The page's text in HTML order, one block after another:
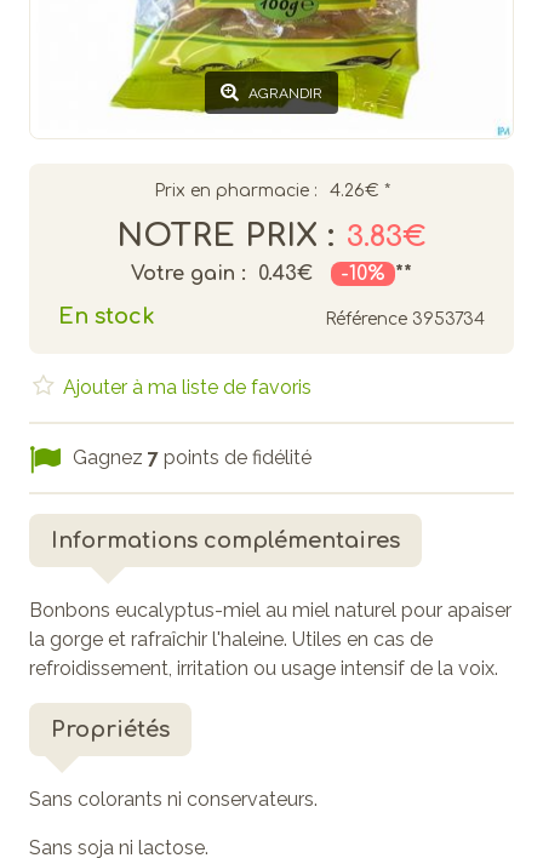
AGRANDIR
Prix en pharmacie : 4.26€ *
NOTRE PRIX : 3.83€
Votre gain : 0.43€ -10% **
En stock Référence 3953734
Ajouter à ma liste de favoris
Gagnez 7 points de fidélité
Informations complémentaires
Bonbons eucalyptus-miel au miel naturel pour apaiser
la gorge et rafraîchir l'haleine. Utiles en cas de
refroidissement, irritation ou usage intensif de la voix.
Propriétés
Sans colorants ni conservateurs.
Sans soja ni lactose.